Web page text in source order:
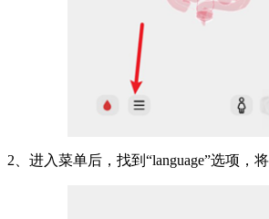
2、进入菜单后，找到“language”选项，